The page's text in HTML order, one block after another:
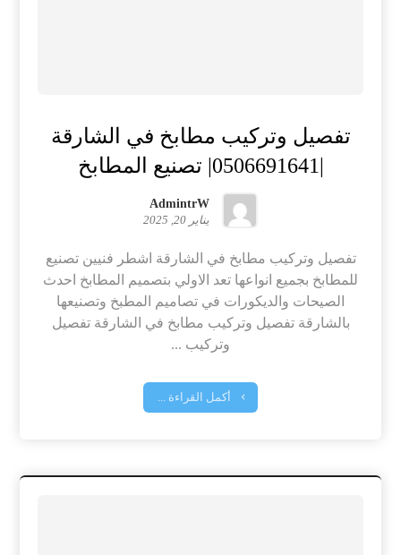
تفصيل وتركيب مطابخ في الشارقة
AdmintrW
يناير 20, 2025
تفصيل وتركيب مطابخ في الشارقة اشطر فنيين تصنيع
للمطابخ بجميع انواعها تعد الاولي بتصميم المطابخ احدث
الصيحات والديكورات في تصاميم المطبخ وتصنيعها
بالشارقة تفصيل وتركيب مطابخ في الشارقة تفصيل
وتركيب ...
أكمل القراءة ...